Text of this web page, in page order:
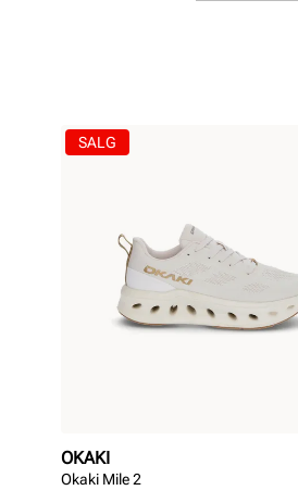
OKAKI
Okaki Mile 2
SALG